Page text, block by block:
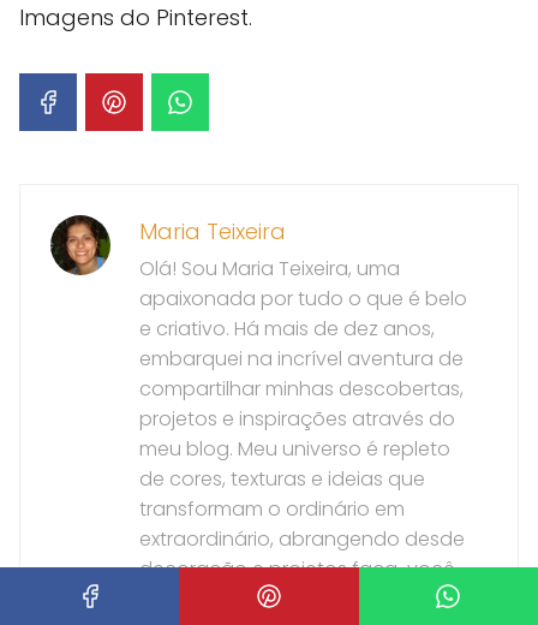
Imagens do Pinterest.
Maria Teixeira
Olá! Sou Maria Teixeira, uma
apaixonada por tudo o que é belo
e criativo. Há mais de dez anos,
embarquei na incrível aventura de
compartilhar minhas descobertas,
projetos e inspirações através do
meu blog. Meu universo é repleto
de cores, texturas e ideias que
transformam o ordinário em
extraordinário, abrangendo desde
decoração e projetos faça-você-
mesmo (DIY) até a organização